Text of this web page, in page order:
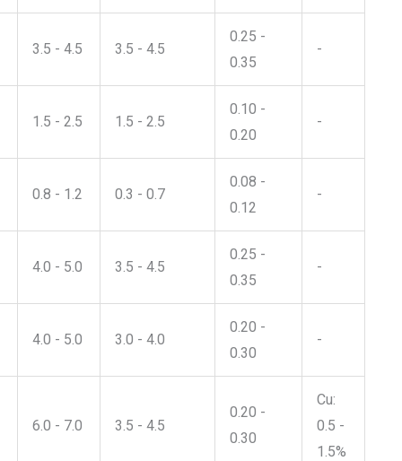
3.5 - 4.5 3.5 - 4.5
0.25 -
0.35
-
1.5 - 2.5 1.5 - 2.5
0.10 -
0.20
-
0.8 - 1.2 0.3 - 0.7
0.08 -
0.12
-
4.0 - 5.0 3.5 - 4.5
0.25 -
0.35
-
4.0 - 5.0 3.0 - 4.0
0.20 -
0.30
-
6.0 - 7.0 3.5 - 4.5
0.20 -
0.30
Cu:
0.5 -
1.5%